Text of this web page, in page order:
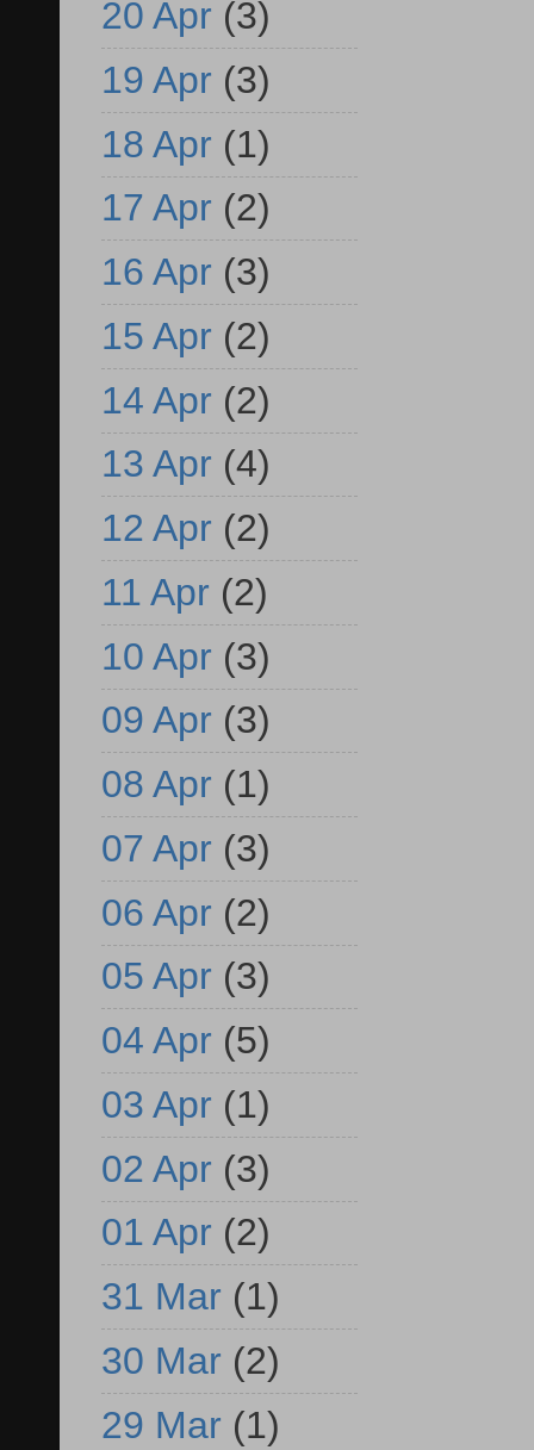
20 Apr (3)
19 Apr (3)
18 Apr (1)
17 Apr (2)
16 Apr (3)
15 Apr (2)
14 Apr (2)
13 Apr (4)
12 Apr (2)
11 Apr (2)
10 Apr (3)
09 Apr (3)
08 Apr (1)
07 Apr (3)
06 Apr (2)
05 Apr (3)
04 Apr (5)
03 Apr (1)
02 Apr (3)
01 Apr (2)
31 Mar (1)
30 Mar (2)
29 Mar (1)